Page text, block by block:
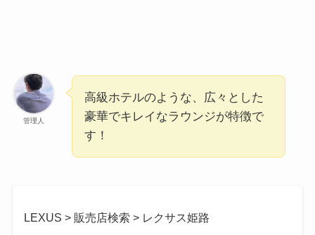
管理人
高級ホテルのような、広々とした
豪華でキレイなラウンジが特徴で
す！
LEXUS > 販売店検索 > レクサス姫路